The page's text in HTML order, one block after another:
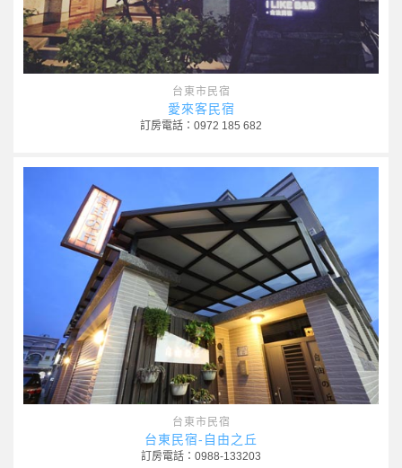
台東市民宿
愛來客民宿
訂房電話：0972 185 682
台東市民宿
台東民宿-自由之丘
訂房電話：0988-133203